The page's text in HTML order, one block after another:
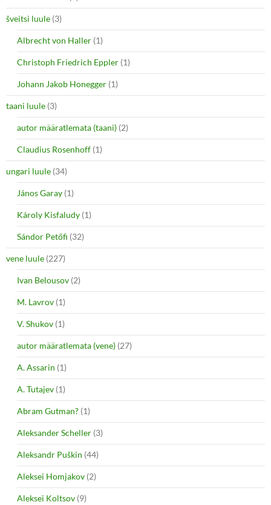
šveitsi luule (3)
Albrecht von Haller (1)
Christoph Friedrich Eppler (1)
Johann Jakob Honegger (1)
taani luule (3)
autor määratlemata (taani) (2)
Claudius Rosenhoff (1)
ungari luule (34)
János Garay (1)
Károly Kisfaludy (1)
Sándor Petőfi (32)
vene luule (227)
Ivan Belousov (2)
M. Lavrov (1)
V. Shukov (1)
autor määratlemata (vene) (27)
A. Assarin (1)
A. Tutajev (1)
Abram Gutman? (1)
Aleksander Scheller (3)
Aleksandr Puškin (44)
Aleksei Homjakov (2)
Aleksei Koltsov (9)